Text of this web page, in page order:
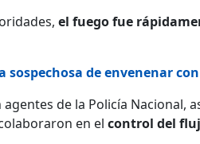
el fuego fue
sospechosa de envenenar
de la Policía Nacional,
en el control del